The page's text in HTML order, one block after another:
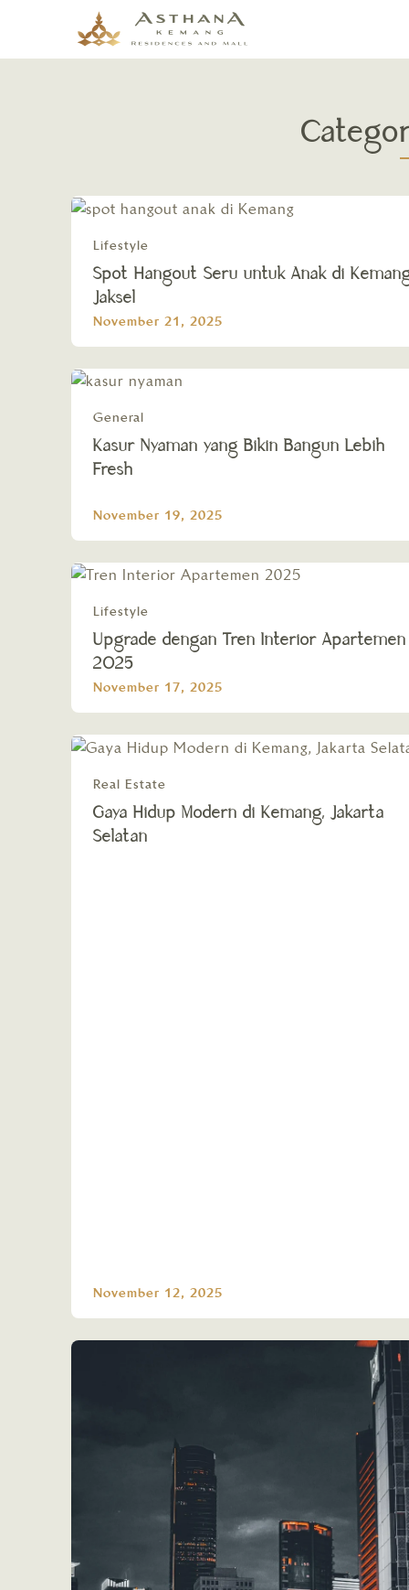
Lifestyle
Spot Hangout Seru untuk Anak di
Jaksel
November 21, 2025
General
Kasur Nyaman yang Bikin Bangun Lebih
Fresh
November 19, 2025
Lifestyle
Upgrade dengan Tren Interior Apartemen
2025
November 17, 2025
Real Estate
Gaya Hidup Modern di Kemang, Jakarta
Selatan
November 12, 2025